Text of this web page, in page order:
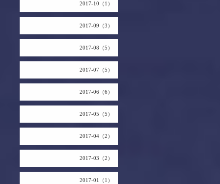
2017-10（1）
2017-09（3）
2017-08（5）
2017-07（5）
2017-06（6）
2017-05（5）
2017-04（2）
2017-03（2）
2017-01（1）